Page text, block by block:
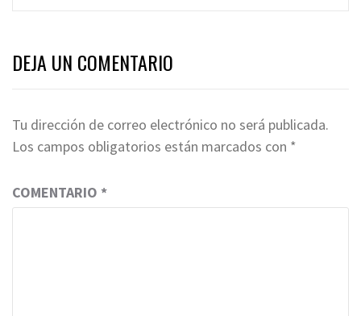
DEJA UN COMENTARIO
Tu dirección de correo electrónico no será publicada.
Los campos obligatorios están marcados con *
COMENTARIO *